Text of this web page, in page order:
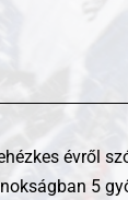
évről
5